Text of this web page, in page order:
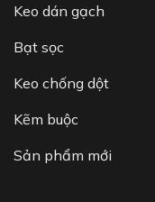
Keo dán gạch
Bạt sọc
Keo chống dột
Kẽm buộc
Sản phẩm mới